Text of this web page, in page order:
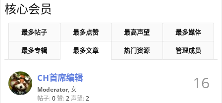
核心会员
最多帖子 最多点赞 最高声望 最多媒体
最多专辑 最多文章 热门资源 管理成员
16
CH首席编辑
Moderator, 女
帖子: 0赞: 2 声望: 2